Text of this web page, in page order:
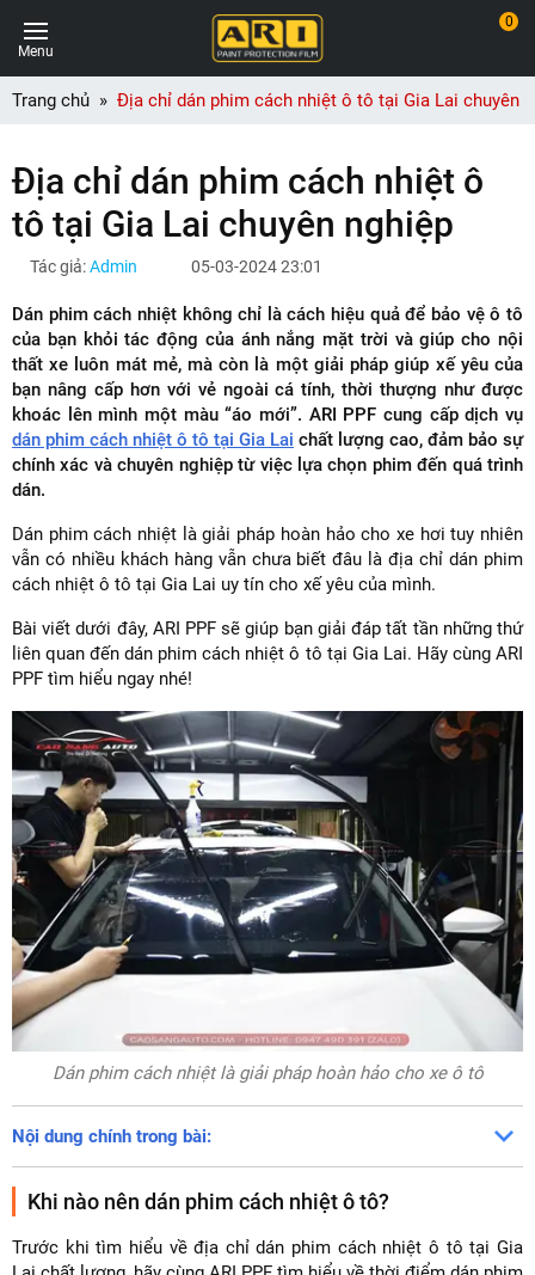
Menu
0
Trang chủ Địa chỉ dán phim cách nhiệt ô tô tại Gia Lai chuyên
Địa chỉ dán phim cách nhiệt ô
tô tại Gia Lai chuyên nghiệp
Tác giả:Admin 05-03-2024 23:01
Dán phim cách nhiệt không chỉ là cách hiệu quả để bảo vệ ô tô
của bạn khỏi tác động của ánh nắng mặt trời và giúp cho nội
thất xe luôn mát mẻ, mà còn là một giải pháp giúp xế yêu của
bạn nâng cấp hơn với vẻ ngoài cá tính, thời thượng như được
khoác lên mình một màu “áo mới”. ARI PPF cung cấp dịch vụ
dán phim cách nhiệt ô tô tại Gia Lai chất lượng cao, đảm bảo sự
chính xác và chuyên nghiệp từ việc lựa chọn phim đến quá trình
dán.
Dán phim cách nhiệt là giải pháp hoàn hảo cho xe hơi tuy nhiên
vẫn có nhiều khách hàng vẫn chưa biết đâu là địa chỉ dán phim
cách nhiệt ô tô tại Gia Lai uy tín cho xế yêu của mình.
Bài viết dưới đây, ARI PPF sẽ giúp bạn giải đáp tất tần những thứ
liên quan đến dán phim cách nhiệt ô tô tại Gia Lai. Hãy cùng ARI
PPF tìm hiểu ngay nhé!
Dán phim cách nhiệt là giải pháp hoàn hảo cho xe ô tô
Nội dung chính trong bài:
Khi nào nên dán phim cách nhiệt ô tô?
Trước khi tìm hiểu về địa chỉ dán phim cách nhiệt ô tô tại Gia